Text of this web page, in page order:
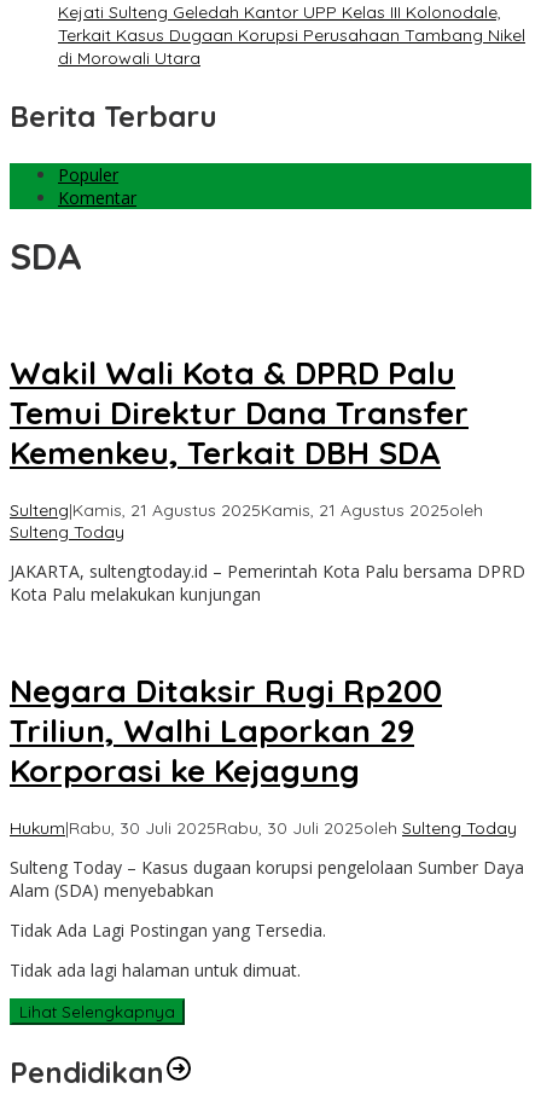
Kejati Sulteng Geledah Kantor UPP Kelas III Kolonodale,
Terkait Kasus Dugaan Korupsi Perusahaan Tambang Nikel
di Morowali Utara
Berita Terbaru
Populer
Komentar
SDA
Wakil Wali Kota & DPRD Palu
Temui Direktur Dana Transfer
Kemenkeu, Terkait DBH SDA
Sulteng|Kamis, 21 Agustus 2025Kamis, 21 Agustus 2025oleh
Sulteng Today
JAKARTA, sultengtoday.id – Pemerintah Kota Palu bersama DPRD
Kota Palu melakukan kunjungan
Negara Ditaksir Rugi Rp200
Triliun, Walhi Laporkan 29
Korporasi ke Kejagung
Hukum|Rabu, 30 Juli 2025Rabu, 30 Juli 2025oleh Sulteng Today
Sulteng Today – Kasus dugaan korupsi pengelolaan Sumber Daya
Alam (SDA) menyebabkan
Tidak Ada Lagi Postingan yang Tersedia.
Tidak ada lagi halaman untuk dimuat.
Lihat Selengkapnya
Pendidikan